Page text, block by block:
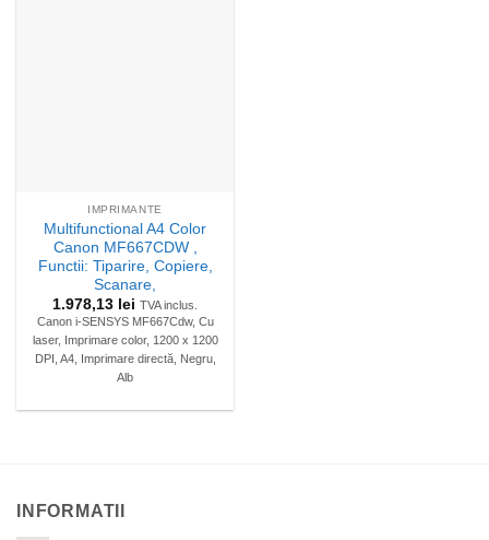
IMPRIMANTE
Multifunctional A4 Color
Canon MF667CDW ,
Functii: Tiparire, Copiere,
Scanare,
1.978,13 lei TVA inclus.
Canon i-SENSYS MF667Cdw, Cu
laser, Imprimare color, 1200 x 1200
DPI, A4, Imprimare directă, Negru,
Alb
INFORMATII